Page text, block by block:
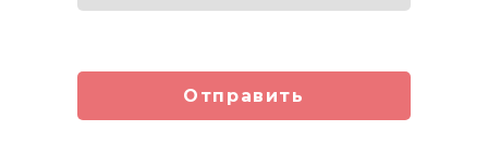
Отправить